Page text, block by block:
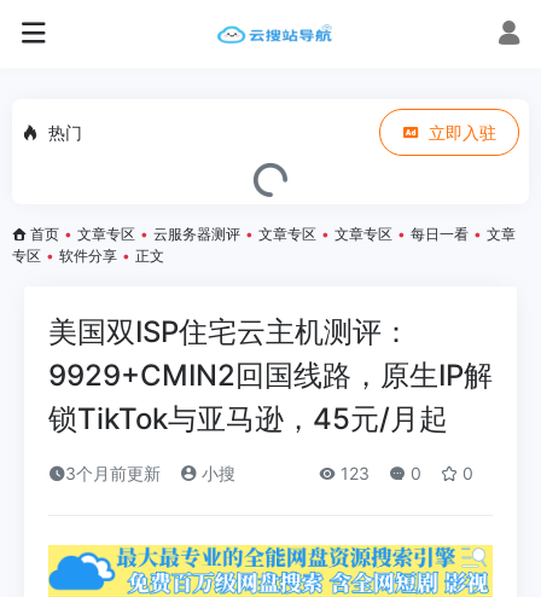
热门 立即入驻
首页 • 文章专区 • 云服务器测评 • 文章专区 • 文章专区 • 每日一看 • 文章
专区 • 软件分享 • 正文
美国双ISP住宅云主机测评：
9929+CMIN2回国线路，原生IP解
锁TikTok与亚马逊，45元/月起
3个月前更新 小搜 123 0 0